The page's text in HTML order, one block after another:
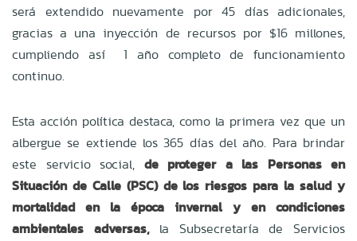
será extendido nuevamente por 45 días adicionales,
gracias a una inyección de recursos por $16 millones,
cumpliendo así 1 año completo de funcionamiento
continuo.
Esta acción política destaca, como la primera vez que un
albergue se extiende los 365 días del año. Para brindar
este servicio social, de proteger a las Personas en
Situación de Calle (PSC) de los riesgos para la salud y
mortalidad en la época invernal y en condiciones
ambientales adversas,la Subsecretaría de Servicios